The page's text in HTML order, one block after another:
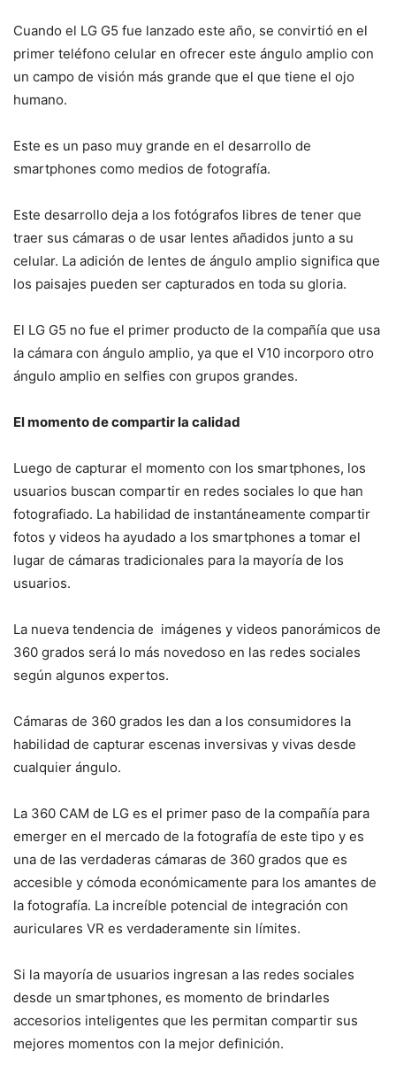
Cuando el LG G5 fue lanzado este año, se convirtió en el
primer teléfono celular en ofrecer este ángulo amplio con
un campo de visión más grande que el que tiene el ojo
humano.
Este es un paso muy grande en el desarrollo de
smartphones como medios de fotografía.
Este desarrollo deja a los fotógrafos libres de tener que
traer sus cámaras o de usar lentes añadidos junto a su
celular. La adición de lentes de ángulo amplio significa que
los paisajes pueden ser capturados en toda su gloria.
El LG G5 no fue el primer producto de la compañía que usa
la cámara con ángulo amplio, ya que el V10 incorporo otro
ángulo amplio en selfies con grupos grandes.
El momento de compartir la calidad
Luego de capturar el momento con los smartphones, los
usuarios buscan compartir en redes sociales lo que han
fotografiado. La habilidad de instantáneamente compartir
fotos y videos ha ayudado a los smartphones a tomar el
lugar de cámaras tradicionales para la mayoría de los
usuarios.
La nueva tendencia de imágenes y videos panorámicos de
360 grados será lo más novedoso en las redes sociales
según algunos expertos.
Cámaras de 360 grados les dan a los consumidores la
habilidad de capturar escenas inversivas y vivas desde
cualquier ángulo.
La 360 CAM de LG es el primer paso de la compañía para
emerger en el mercado de la fotografía de este tipo y es
una de las verdaderas cámaras de 360 grados que es
accesible y cómoda económicamente para los amantes de
la fotografía. La increíble potencial de integración con
auriculares VR es verdaderamente sin límites.
Si la mayoría de usuarios ingresan a las redes sociales
desde un smartphones, es momento de brindarles
accesorios inteligentes que les permitan compartir sus
mejores momentos con la mejor definición.